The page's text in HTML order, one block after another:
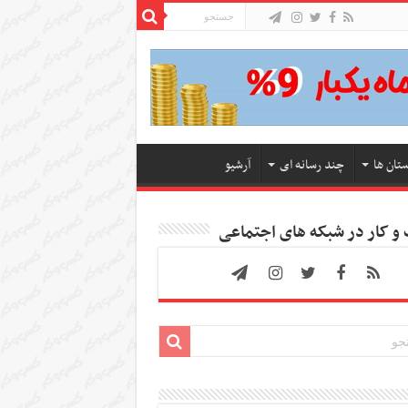
ها چند رسانه ای آرشیو
کار در شبکه های اجتماعی